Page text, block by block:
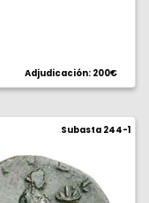
Adjudicación: 200€
Subasta 244-1